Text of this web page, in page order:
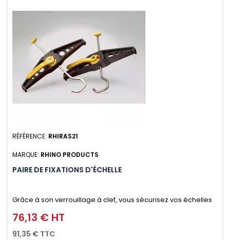
RÉFÉRENCE: RHIRAS21
MARQUE: RHINO PRODUCTS
PAIRE DE FIXATIONS D'ÉCHELLE
Grâce à son verrouillage à clef, vous sécurisez vos échelles
d'un seul geste aussi bien contre le vol que pendant le
transport. Référence vendue par paire.
Prix
76,13 € HT
91,35 € TTC